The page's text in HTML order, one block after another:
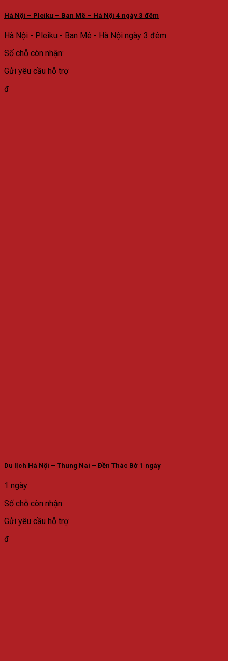
Hà Nội – Pleiku – Ban Mê – Hà Nội 4 ngày 3 đêm
Hà Nội - Pleiku - Ban Mê - Hà Nội ngày 3 đêm
Số chỗ còn nhận:
Gửi yêu cầu hỗ trợ
đ
Du lịch Hà Nội – Thung Nai – Đền Thác Bờ 1 ngày
1 ngày
Số chỗ còn nhận:
Gửi yêu cầu hỗ trợ
đ